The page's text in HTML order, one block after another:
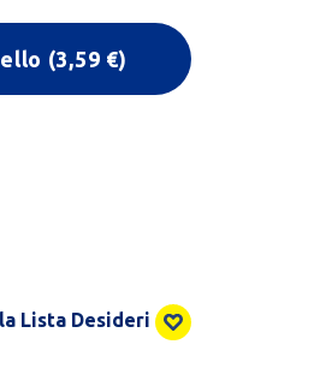
(3,59 €)
Lista Desideri